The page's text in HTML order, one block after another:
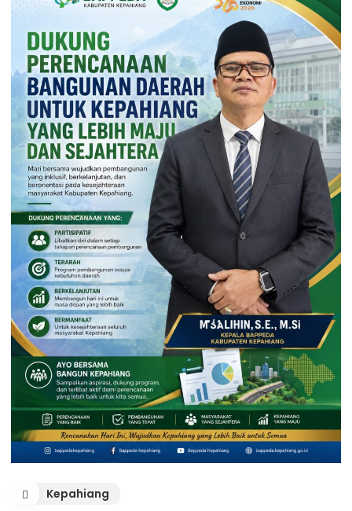
Kepahiang